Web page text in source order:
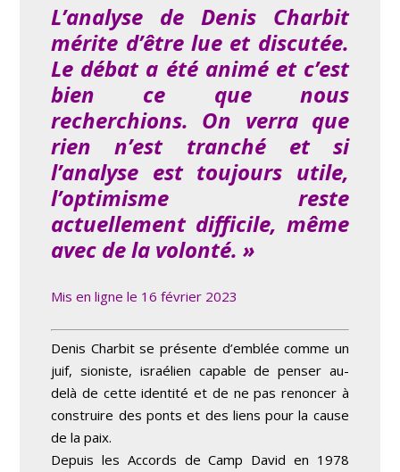
L’analyse de Denis Charbit
mérite d’être lue et discutée.
Le débat a été animé et c’est
bien ce que nous
recherchions. On verra que
rien n’est tranché et si
l’analyse est toujours utile,
l’optimisme reste
actuellement difficile, même
avec de la volonté. »
Mis en ligne le 16 février 2023
Denis Charbit se présente d’emblée comme un
juif, sioniste, israélien capable de penser au-
delà de cette identité et de ne pas renoncer à
construire des ponts et des liens pour la cause
de la paix.
Depuis les Accords de Camp David en 1978